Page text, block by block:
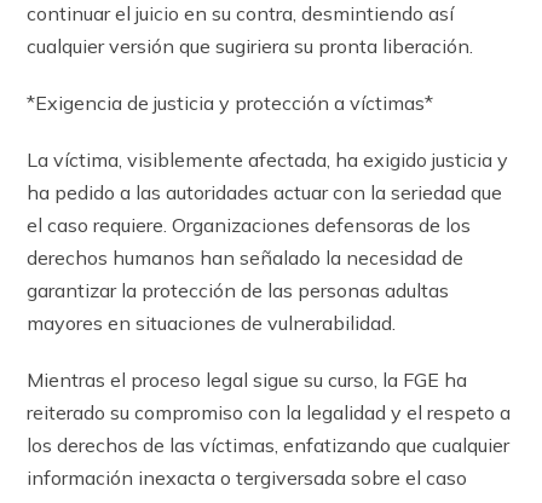
continuar el juicio en su contra, desmintiendo así
cualquier versión que sugiriera su pronta liberación.
*Exigencia de justicia y protección a víctimas*
La víctima, visiblemente afectada, ha exigido justicia y
ha pedido a las autoridades actuar con la seriedad que
el caso requiere. Organizaciones defensoras de los
derechos humanos han señalado la necesidad de
garantizar la protección de las personas adultas
mayores en situaciones de vulnerabilidad.
Mientras el proceso legal sigue su curso, la FGE ha
reiterado su compromiso con la legalidad y el respeto a
los derechos de las víctimas, enfatizando que cualquier
información inexacta o tergiversada sobre el caso